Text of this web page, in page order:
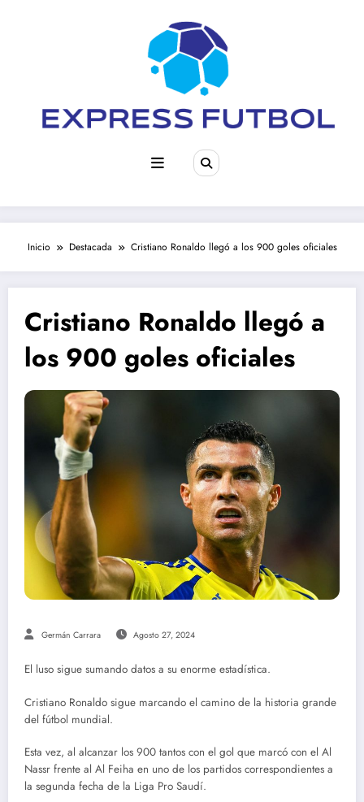
Inicio Destacada Cristiano Ronaldo llegó a los 900 goles oficiales
Cristiano Ronaldo llegó a
los 900 goles oficiales
Germán Carrara Agosto 27, 2024
El luso sigue sumando datos a su enorme estadística.
Cristiano Ronaldo sigue marcando el camino de la historia grande
del fútbol mundial.
Esta vez, al alcanzar los 900 tantos con el gol que marcó con el Al
Nassr frente al Al Feiha en uno de los partidos correspondientes a
la segunda fecha de la Liga Pro Saudí.